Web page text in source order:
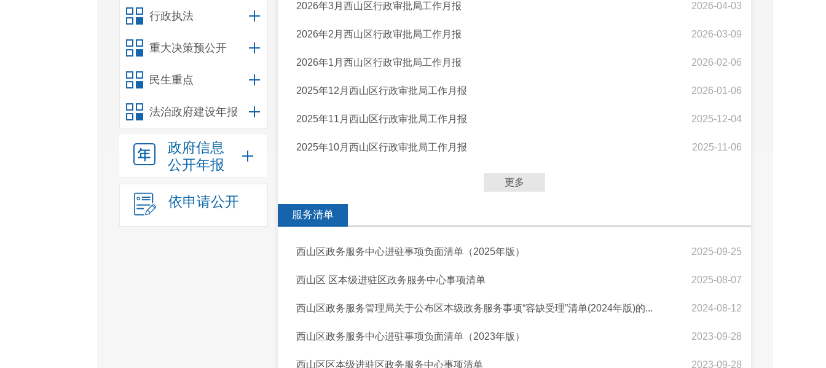
行政执法
重大决策预公开
民生重点
法治政府建设年报
政府信息
公开年报
依申请公开
2026年3月西山区行政审批局工作月报 2026-04-03
2026年2月西山区行政审批局工作月报 2026-03-09
2026年1月西山区行政审批局工作月报 2026-02-06
2025年12月西山区行政审批局工作月报 2026-01-06
2025年11月西山区行政审批局工作月报 2025-12-04
2025年10月西山区行政审批局工作月报 2025-11-06
更多
服务清单
西山区政务服务中心进驻事项负面清单（2025年版） 2025-09-25
西山区 区本级进驻区政务服务中心事项清单 2025-08-07
西山区政务服务管理局关于公布区本级政务服务事项“容缺受理”清单(2024年版)的... 2024-08-12
西山区政务服务中心进驻事项负面清单（2023年版） 2023-09-28
西山区区本级进驻区政务服务中心事项清单 2023-09-28